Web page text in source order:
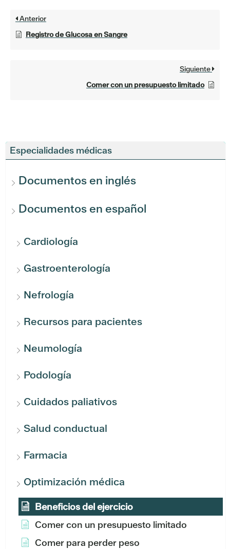
Especialidades médicas
Documentos en inglés
Documentos en español
Cardiología
Gastroenterología
Nefrología
Recursos para pacientes
Neumología
Podología
Cuidados paliativos
Salud conductual
Farmacia
Optimización médica
Beneficios del ejercicio
Comer con un presupuesto limitado
Comer para perder peso
Anterior
Registro de Glucosa en Sangre
Siguiente
Comer con un presupuesto limitado